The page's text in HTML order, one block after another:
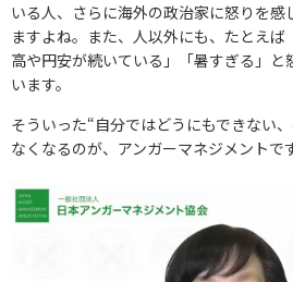
いる人、さらに海外の政治家に怒りを感
ますよね。また、人以外にも、たとえ
高や円安が続いている」「暑すぎる」と
います。
そういった“自分ではどうにもできない
なくなるのが、アンガーマネジメントです